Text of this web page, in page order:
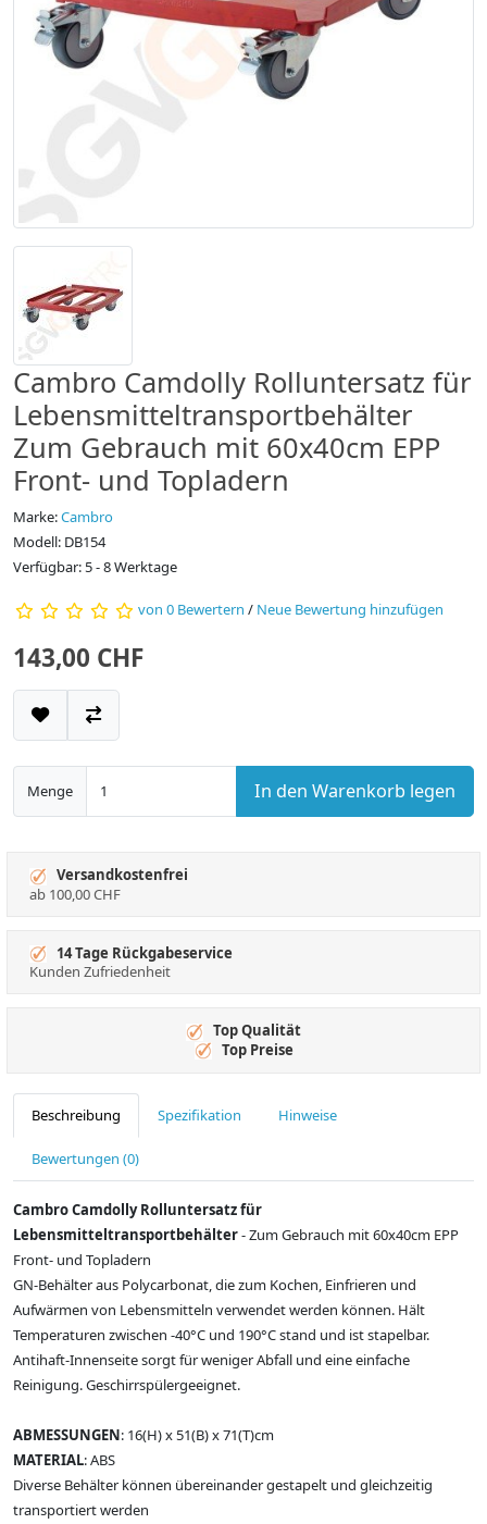
Cambro Camdolly Rolluntersatz für
Lebensmitteltransportbehälter
Zum Gebrauch mit 60x40cm EPP
Front- und Topladern
Marke:Cambro
Modell: DB154
Verfügbar: 5 - 8 Werktage
von 0 Bewertern / Neue Bewertung hinzufügen
143,00 CHF
Menge In den Warenkorb legen
Versandkostenfrei
ab 100,00 CHF
14 Tage Rückgabeservice
Kunden Zufriedenheit
Top Qualität
Top Preise
Beschreibung Spezifikation Hinweise
Bewertungen (0)
Cambro Camdolly Rolluntersatz für
Lebensmitteltransportbehälter- Zum Gebrauch mit 60x40cm EPP
Front- und Topladern
GN-Behälter aus Polycarbonat, die zum Kochen, Einfrieren und
Aufwärmen von Lebensmitteln verwendet werden können. Hält
Temperaturen zwischen -40°C und 190°C stand und ist stapelbar.
Antihaft-Innenseite sorgt für weniger Abfall und eine einfache
Reinigung. Geschirrspülergeeignet.
ABMESSUNGEN: 16(H) x 51(B) x 71(T)cm
MATERIAL: ABS
Diverse Behälter können übereinander gestapelt und gleichzeitig
transportiert werden